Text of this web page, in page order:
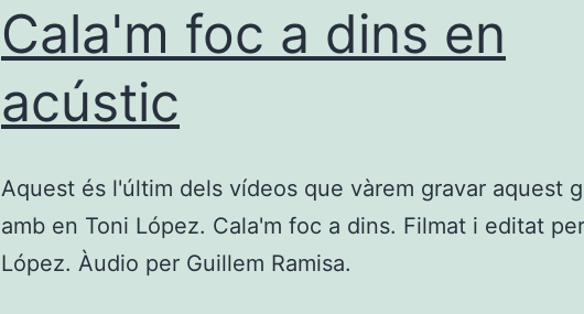
Cala'm foc a dins en
acústic
Aquest és l'últim dels vídeos que vàrem gravar aquest
amb en Toni López. Cala'm foc a dins. Filmat i editat
López. Àudio per Guillem Ramisa.